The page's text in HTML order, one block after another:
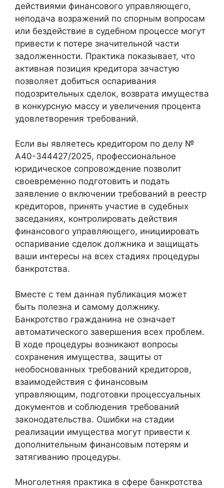
действиями финансового управляющего,
неподача возражений по спорным вопросам
или бездействие в судебном процессе могут
привести к потере значительной части
задолженности. Практика показывает, что
активная позиция кредитора зачастую
позволяет добиться оспаривания
подозрительных сделок, возврата имущества
в конкурсную массу и увеличения процента
удовлетворения требований.
Если вы являетесь кредитором по делу №
А40-344427/2025, профессиональное
юридическое сопровождение позволит
своевременно подготовить и подать
заявление о включении требований в реестр
кредиторов, принять участие в судебных
заседаниях, контролировать действия
финансового управляющего, инициировать
оспаривание сделок должника и защищать
ваши интересы на всех стадиях процедуры
банкротства.
Вместе с тем данная публикация может
быть полезна и самому должнику.
Банкротство гражданина не означает
автоматического завершения всех проблем.
В ходе процедуры возникают вопросы
сохранения имущества, защиты от
необоснованных требований кредиторов,
взаимодействия с финансовым
управляющим, подготовки процессуальных
документов и соблюдения требований
законодательства. Ошибки на стадии
реализации имущества могут привести к
дополнительным финансовым потерям и
затягиванию процедуры.
Многолетняя практика в сфере банкротства